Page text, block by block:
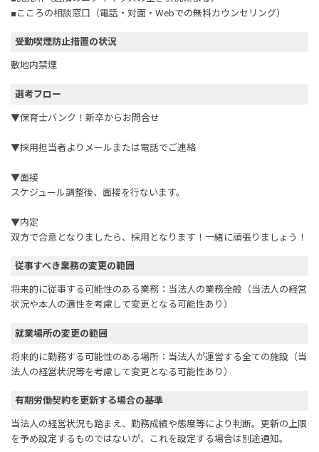
■こころの相談窓口（電話・対面・Webでの無料カウンセリング）
受動喫煙防止措置の状況
敷地内禁煙
選考フロー
▼保育士バンク！新卒からお問合せ
▼採用担当者よりメールまたは電話でご連絡
▼面接
スケジュール調整後、面接を行ないます。
▼内定
双方で合意となりましたら、採用となります！一緒に頑張りましょう！
従事すべき業務の変更の範囲
将来的に従事する可能性のある業務：当法人の業務全般（当法人の経営
状況や本人の適性を考慮して変更となる可能性あり）
就業場所の変更の範囲
将来的に勤務する可能性のある場所：当法人が運営する全ての施設（当
法人の経営状況等を考慮して変更となる可能性あり）
有期労働契約を更新する場合の基準
当法人の経営状況も踏まえ、勤務成績や態度等により判断。更新の上限
を予め設定するものではないが、これを設定する場合は別途通知。